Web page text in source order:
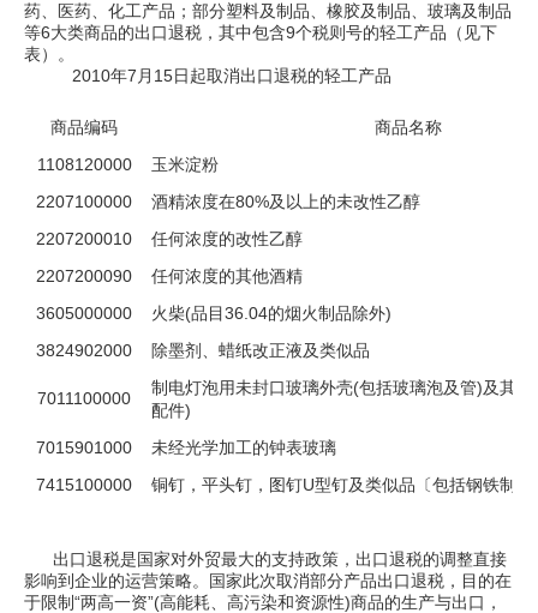
药、医药、化工产品；部分塑料及制品、橡胶及制品、玻璃及制品
等6大类商品的出口退税，其中包含9个税则号的轻工产品（见下
表）。
2010年7月15日起取消出口退税的轻工产品
商品编码
商品名称
1108120000
玉米淀粉
2207100000
酒精浓度在80%及以上的未改性乙醇
2207200010
任何浓度的改性乙醇
2207200090
任何浓度的其他酒精
3605000000
火柴(品目36.04的烟火制品除外)
3824902000
除墨剂、蜡纸改正液及类似品
7011100000
制电灯泡用未封口玻璃外壳(包括玻璃泡及管)及其
配件)
7015901000
未经光学加工的钟表玻璃
7415100000
铜钉，平头钉，图钉U型钉及类似品〔包括钢铁制带
出口退税是国家对外贸最大的支持政策，出口退税的调整直接
影响到企业的运营策略。国家此次取消部分产品出口退税，目的在
于限制“两高一资”(高能耗、高污染和资源性)商品的生产与出口，